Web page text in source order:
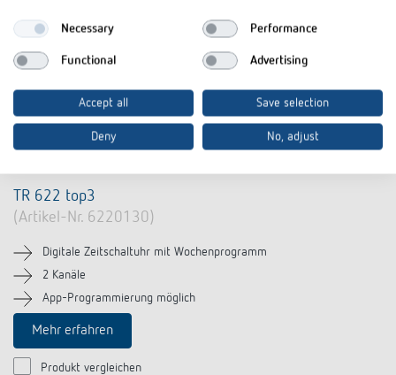
TR 622 top3
(Artikel-Nr. 6220130)
Digitale Zeitschaltuhr mit Wochenprogramm
2 Kanäle
App-Programmierung möglich
Mehr erfahren
Produkt vergleichen
Necessary Performance
Functional Advertising
Accept all Save selection
Deny No, adjust